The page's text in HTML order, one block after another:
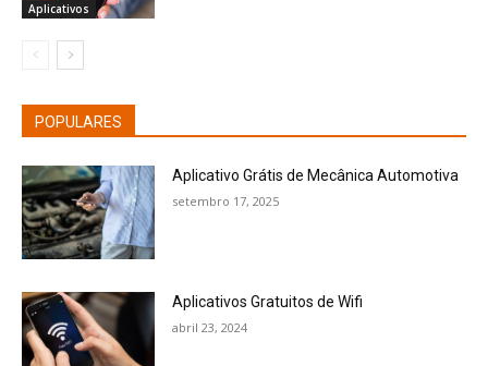
Aplicativos
POPULARES
Aplicativo Grátis de Mecânica Automotiva
setembro 17, 2025
Aplicativos Gratuitos de Wifi
abril 23, 2024